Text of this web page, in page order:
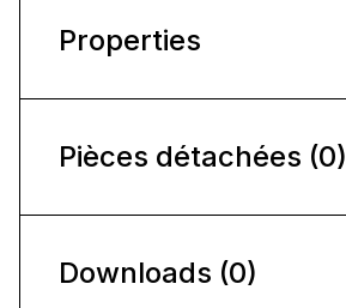
Properties
Pièces détachées (0)
Downloads (0)